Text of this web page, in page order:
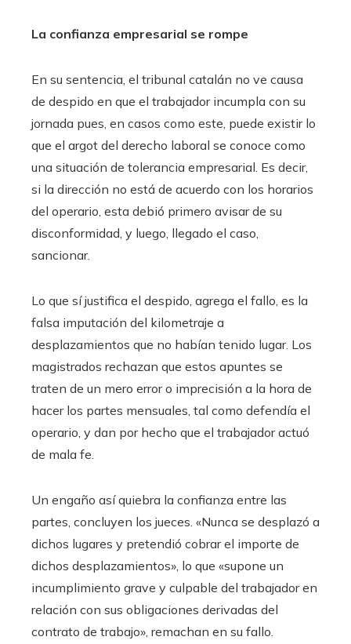
La confianza empresarial se rompe
En su sentencia, el tribunal catalán no ve causa
de despido en que el trabajador incumpla con su
jornada pues, en casos como este, puede existir lo
que el argot del derecho laboral se conoce como
una situación de tolerancia empresarial. Es decir,
si la dirección no está de acuerdo con los horarios
del operario, esta debió primero avisar de su
disconformidad, y luego, llegado el caso,
sancionar.
Lo que sí justifica el despido, agrega el fallo, es la
falsa imputación del kilometraje a
desplazamientos que no habían tenido lugar. Los
magistrados rechazan que estos apuntes se
traten de un mero error o imprecisión a la hora de
hacer los partes mensuales, tal como defendía el
operario, y dan por hecho que el trabajador actuó
de mala fe.
Un engaño así quiebra la confianza entre las
partes, concluyen los jueces. «Nunca se desplazó a
dichos lugares y pretendió cobrar el importe de
dichos desplazamientos», lo que «supone un
incumplimiento grave y culpable del trabajador en
relación con sus obligaciones derivadas del
contrato de trabajo», remachan en su fallo.